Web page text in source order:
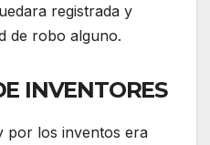
registrada y
de robo alguno.
INVENTORES
por los inventos era